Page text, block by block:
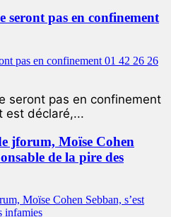
seront pas en confinement
seront pas en confinement
est déclaré,...
jforum, Moïse Cohen
de la pire des